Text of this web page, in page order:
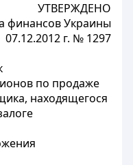
УТВЕРЖДЕНО
финансов Украины
07.12.2012 г. № 1297
по продаже
находящегося